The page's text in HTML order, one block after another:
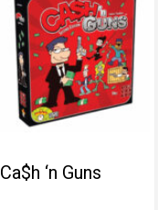
Ca$h ‘n Guns